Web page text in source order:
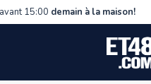
15:00 demain à la maison!